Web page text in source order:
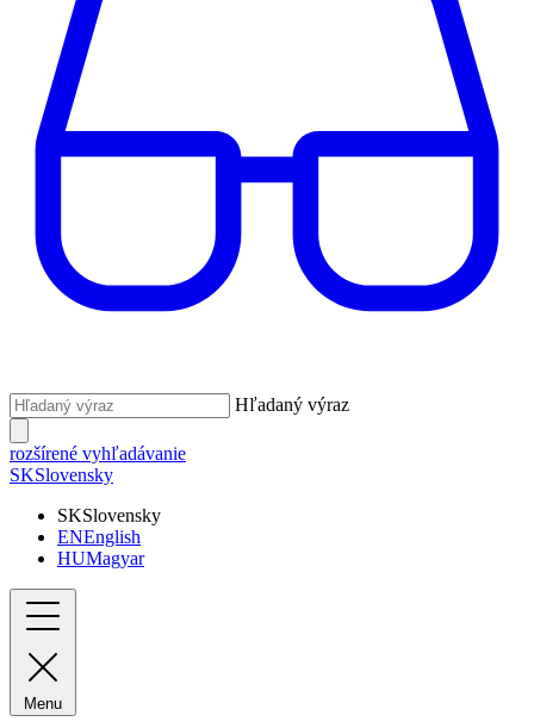
Hľadaný výraz
rozšírené vyhľadávanie
SKSlovensky
SKSlovensky
ENEnglish
HUMagyar
Menu